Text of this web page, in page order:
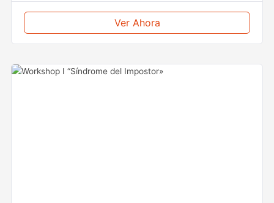
Ver Ahora